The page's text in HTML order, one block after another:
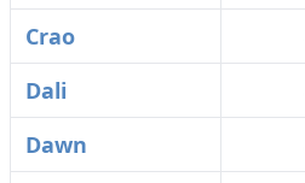
Crao
Dali
Dawn